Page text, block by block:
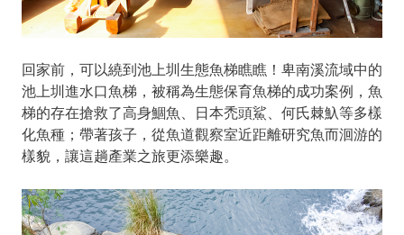
回家前，可以繞到池上圳生態魚梯瞧瞧！卑南溪流域中的
池上圳進水口魚梯，被稱為生態保育魚梯的成功案例，魚
梯的存在搶救了高身鯝魚、日本禿頭鯊、何氏棘魞等多樣
化魚種；帶著孩子，從魚道觀察室近距離研究魚而洄游的
樣貌，讓這趟產業之旅更添樂趣。